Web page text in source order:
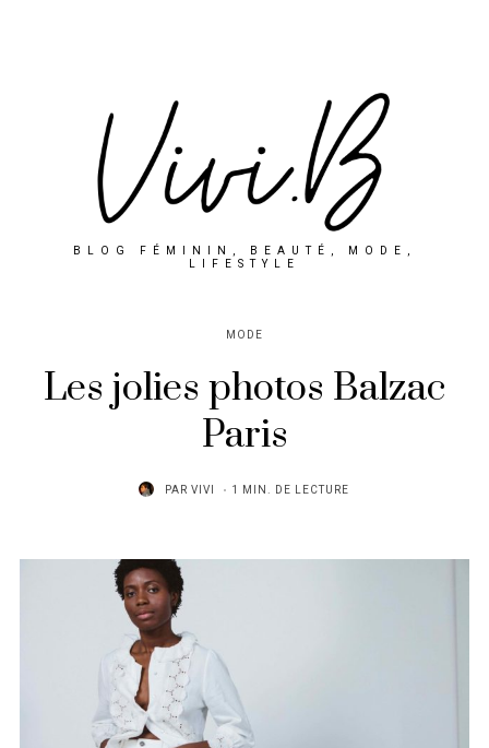
BLOG FÉMININ, BEAUTÉ, MODE,
LIFESTYLE
MODE
Les jolies photos Balzac
Paris
PAR VIVI 1 MIN. DE LECTURE